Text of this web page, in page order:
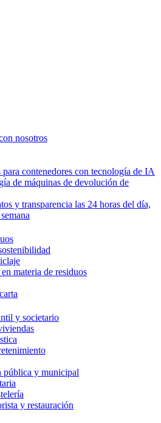
nosotros
para contenedores con tecnología de IA
de máquinas de devolución de
y transparencia las 24 horas del día,
materia de residuos
y societario
pública y municipal
y restauración